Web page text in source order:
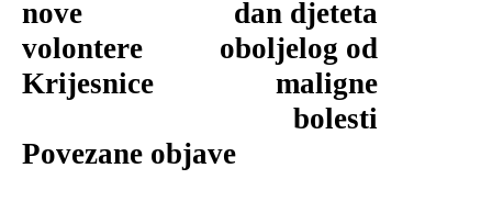
nove
volontere
Krijesnice
dan djeteta
oboljelog od
maligne
bolesti
Povezane objave